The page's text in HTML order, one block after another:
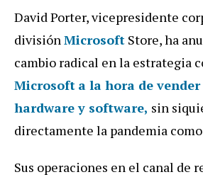
David Porter, vicepresidente
divisiónMicrosoft Store, ha
cambio radical en la estrategia
Microsoft a la hora de
hardware y software, sin
directamente la pandemia
Sus operaciones en el canal de